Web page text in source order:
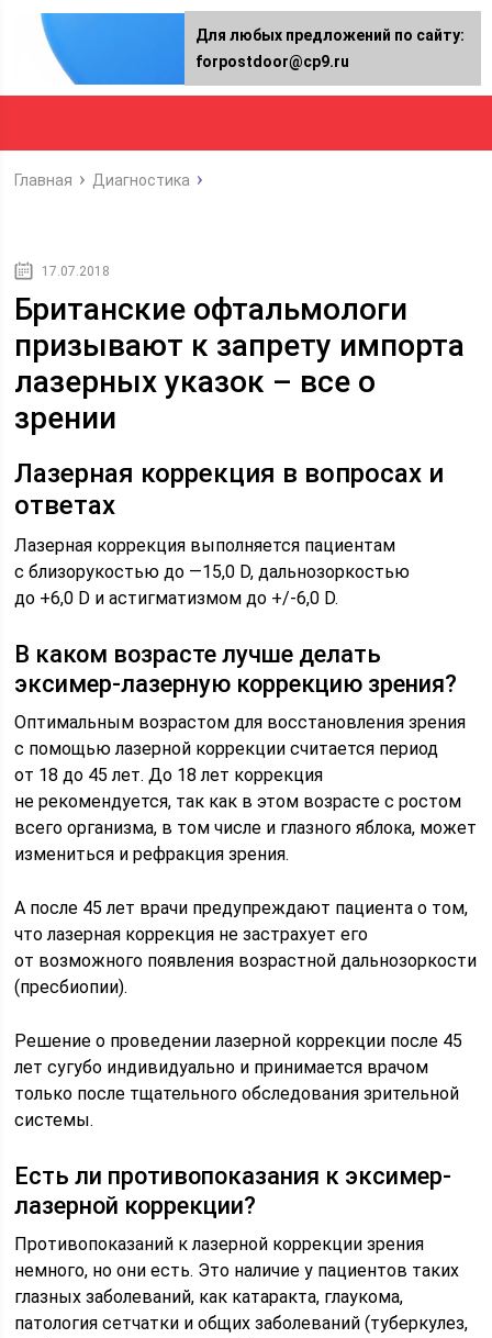
Главная Диагностика
17.07.2018
Британские офтальмологи
призывают к запрету импорта
лазерных указок – все о
зрении
Лазерная коррекция в вопросах и
ответах
Лазерная коррекция выполняется пациентам
с близорукостью до —15,0 D, дальнозоркостью
до +6,0 D и астигматизмом до +/-6,0 D.
В каком возрасте лучше делать
эксимер-лазерную коррекцию зрения?
Оптимальным возрастом для восстановления зрения
с помощью лазерной коррекции считается период
от 18 до 45 лет. До 18 лет коррекция
не рекомендуется, так как в этом возрасте с ростом
всего организма, в том числе и глазного яблока, может
измениться и рефракция зрения.
А после 45 лет врачи предупреждают пациента о том,
что лазерная коррекция не застрахует его
от возможного появления возрастной дальнозоркости
(пресбиопии).
Решение о проведении лазерной коррекции после 45
лет сугубо индивидуально и принимается врачом
только после тщательного обследования зрительной
системы.
Есть ли противопоказания к эксимер-
лазерной коррекции?
Противопоказаний к лазерной коррекции зрения
немного, но они есть. Это наличие у пациентов таких
глазных заболеваний, как катаракта, глаукома,
патология сетчатки и общих заболеваний (туберкулез,
Для любых предложений по сайту:
forpostdoor@cp9.ru